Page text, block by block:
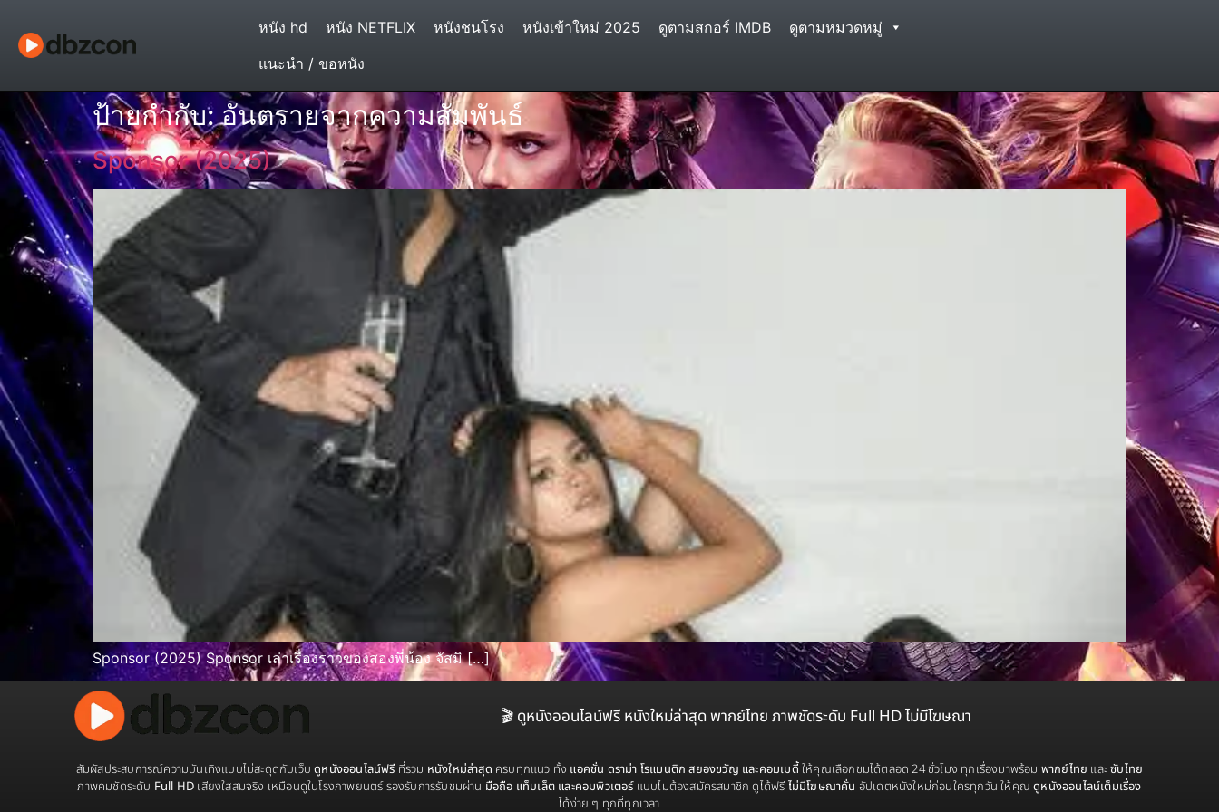
หนัง hd หนัง NETFLIX หนังชนโรง หนังเข้าใหม่ 2025 ดูตามสกอร์ IMDB
ดูตามหมวดหมู่
แนะนำ / ขอหนัง
ป้ายกำกับ:อันตรายจากความสัมพันธ์
Sponsor (2025)
Sponsor (2025) Sponsor เล่าเรื่องราวของสองพี่น้อง จัสมิ […]
🎬 ดูหนังออนไลน์ฟรี หนังใหม่ล่าสุด พากย์ไทย ภาพชัดระดับ Full HD ไม่มีโฆษณา
สัมผัสประสบการณ์ความบันเทิงแบบไม่สะดุดกับเว็บดูหนังออนไลน์ฟรี ที่รวม หนังใหม่ล่าสุด ครบทุกแนว ทั้ง แอคชั่น ดราม่า โรแมนติก สยองขวัญ และคอมเมดี้ ให้คุณเลือกชมได้ตลอด 24 ชั่วโมง ทุกเรื่องมาพร้อม พากย์ไทย และซับไทย
ภาพคมชัดระดับ Full HD เสียงใสสมจริง เหมือนดูในโรงภาพยนตร์ รองรับการรับชมผ่าน มือถือ แท็บเล็ต และคอมพิวเตอร์แบบไม่ต้องสมัครสมาชิก ดูได้ฟรี ไม่มีโฆษณาคั่น อัปเดตหนังใหม่ก่อนใครทุกวัน ให้คุณดูหนังออนไลน์เต็มเรื่อง
ได้ง่าย ๆ ทุกที่ทุกเวลา